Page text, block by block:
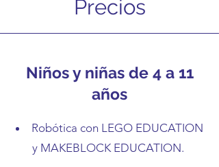
Precios
Niños y niñas de 4 a 11
años
Robótica con LEGO EDUCATION
y MAKEBLOCK EDUCATION.